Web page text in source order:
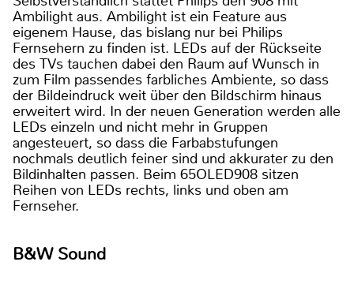
Ambilight aus. Ambilight ist ein Feature aus
eigenem Hause, das bislang nur bei Philips
Fernsehern zu finden ist. LEDs auf der Rückseite
des TVs tauchen dabei den Raum auf Wunsch in
zum Film passendes farbliches Ambiente, so dass
der Bildeindruck weit über den Bildschirm hinaus
erweitert wird. In der neuen Generation werden alle
LEDs einzeln und nicht mehr in Gruppen
angesteuert, so dass die Farbabstufungen
nochmals deutlich feiner sind und akkurater zu den
Bildinhalten passen. Beim 65OLED908 sitzen
Reihen von LEDs rechts, links und oben am
Fernseher.
B&W Sound